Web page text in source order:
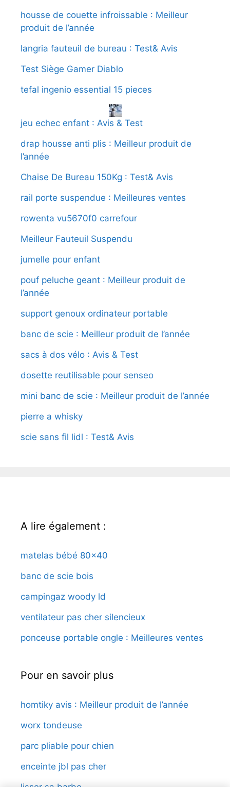
housse de couette infroissable : Meilleur
produit de l’année
langria fauteuil de bureau : Test& Avis
Test Siège Gamer Diablo
tefal ingenio essential 15 pieces
jeu echec enfant : Avis & Test
drap housse anti plis : Meilleur produit de
l’année
Chaise De Bureau 150Kg : Test& Avis
rail porte suspendue : Meilleures ventes
rowenta vu5670f0 carrefour
Meilleur Fauteuil Suspendu
jumelle pour enfant
pouf peluche geant : Meilleur produit de
l’année
support genoux ordinateur portable
banc de scie : Meilleur produit de l’année
sacs à dos vélo : Avis & Test
dosette reutilisable pour senseo
mini banc de scie : Meilleur produit de l’année
pierre a whisky
scie sans fil lidl : Test& Avis
A lire également :
matelas bébé 80×40
banc de scie bois
campingaz woody ld
ventilateur pas cher silencieux
ponceuse portable ongle : Meilleures ventes
Pour en savoir plus
homtiky avis : Meilleur produit de l’année
worx tondeuse
parc pliable pour chien
enceinte jbl pas cher